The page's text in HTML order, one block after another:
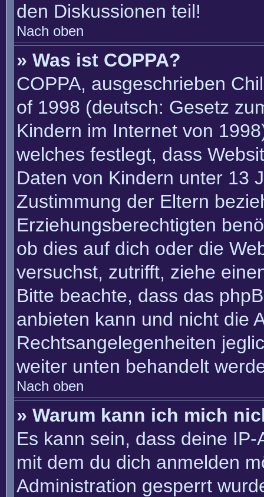
den Diskussionen teil!
Nach oben
» Was ist COPPA?
COPPA, ausgeschrieben
of 1998 (deutsch: Gesetz
Kindern im Internet von
welches festlegt, dass
Daten von Kindern unter 13
Zustimmung der Eltern
Erziehungsberechtigten
ob dies auf dich oder die
versuchst, zutrifft, ziehe
Bitte beachte, dass das
anbieten kann und nicht die
Rechtsangelegenheiten
weiter unten behandelt
Nach oben
» Warum kann ich mich
Es kann sein, dass deine
mit dem du dich anmelden
Administration gesperrt